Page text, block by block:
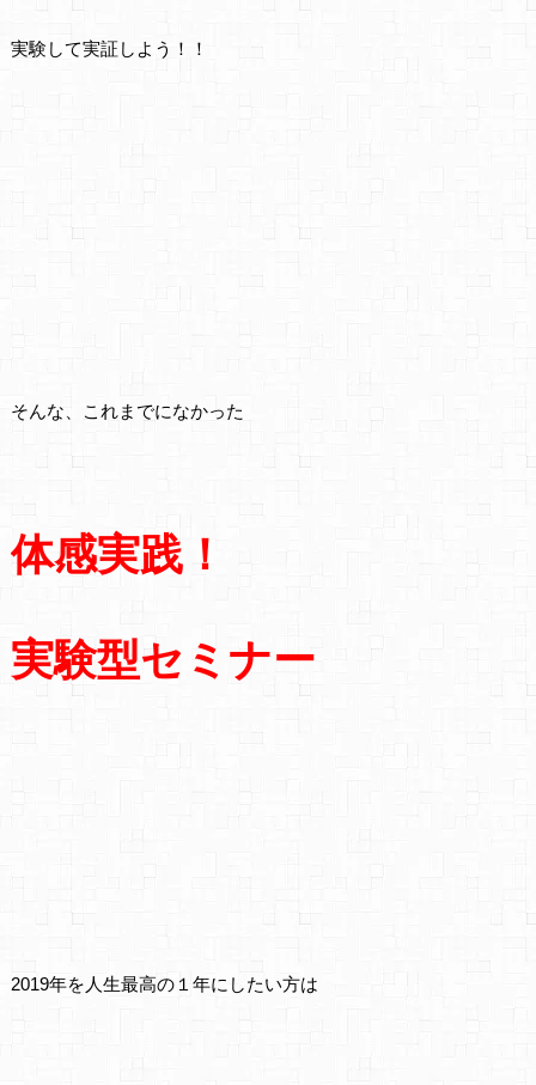
実験して実証しよう！！
そんな、これまでになかった
体感実践！
実験型セミナー
2019年を人生最高の１年にしたい方は